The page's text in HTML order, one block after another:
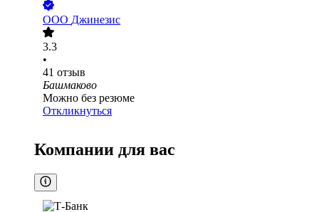
ООО Джинезис
3.3
•
41 отзыв
Башмаково
Можно без резюме
Откликнуться
Компании для вас